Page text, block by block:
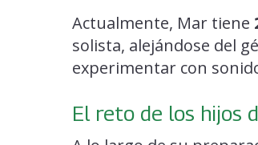
Actualmente, Mar tiene
solista, alejándose del
experimentar con
El reto de los hijos